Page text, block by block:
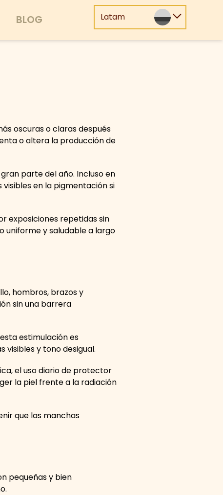
BLOG Latam
oscuras o claras después
o altera la producción de
parte del año. Incluso en
en la pigmentación si
exposiciones repetidas sin
uniforme y saludable a largo
hombros, brazos y
sin una barrera
estimulación es
y tono desigual.
el uso diario de protector
la piel frente a la radiación
que las manchas
pequeñas y bien